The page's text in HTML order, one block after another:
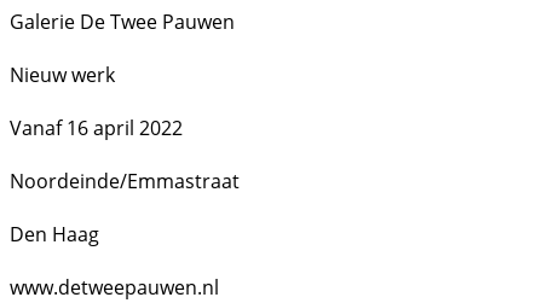
Galerie De Twee Pauwen
Nieuw werk
Vanaf 16 april 2022
Noordeinde/Emmastraat
Den Haag
www.detweepauwen.nl